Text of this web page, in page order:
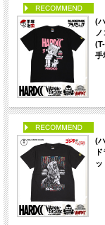
(
手
(